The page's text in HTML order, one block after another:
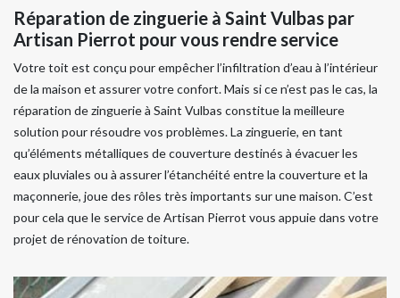
Réparation de zinguerie à Saint Vulbas par
Artisan Pierrot pour vous rendre service
Votre toit est conçu pour empêcher l’infiltration d’eau à l’intérieur
de la maison et assurer votre confort. Mais si ce n’est pas le cas, la
réparation de zinguerie à Saint Vulbas constitue la meilleure
solution pour résoudre vos problèmes. La zinguerie, en tant
qu’éléments métalliques de couverture destinés à évacuer les
eaux pluviales ou à assurer l’étanchéité entre la couverture et la
maçonnerie, joue des rôles très importants sur une maison. C’est
pour cela que le service de Artisan Pierrot vous appuie dans votre
projet de rénovation de toiture.